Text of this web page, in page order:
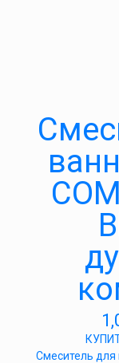
Cмеситель для